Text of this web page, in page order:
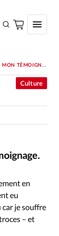
MON TÉMOIGNAGE EN 2’
Culture
en
eu
car je souffre
– et